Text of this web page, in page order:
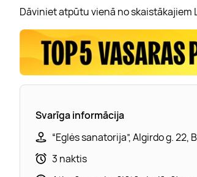
Dāviniet atpūtu vienā no skaistākajiem
Svarīga informācija
“Eglės sanatorija”, Algirdo g. 22,
3 naktis